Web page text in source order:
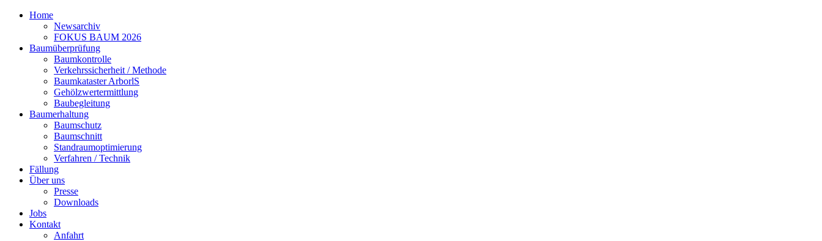
Home
Newsarchiv
FOKUS BAUM 2026
Baumüberprüfung
Baumkontrolle
Verkehrssicherheit / Methode
Baumkataster ArborlS
Gehölzwertermittlung
Baubegleitung
Baumerhaltung
Baumschutz
Baumschnitt
Standraumoptimierung
Verfahren / Technik
Fällung
Über uns
Presse
Downloads
Jobs
Kontakt
Anfahrt